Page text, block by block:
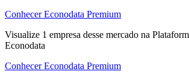
Conhecer Econodata Premium
Visualize 1 empresa desse mercado na
Econodata
Conhecer Econodata Premium